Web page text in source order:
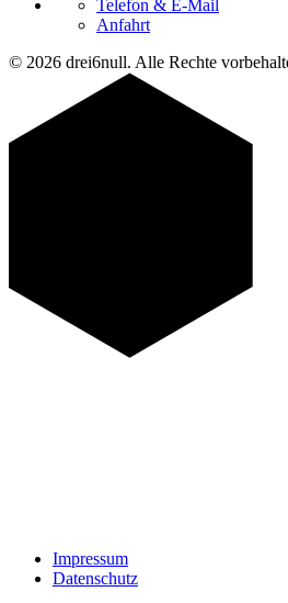
Telefon & E-Mail
Anfahrt
© 2026 drei6null. Alle Rechte
Impressum
Datenschutz